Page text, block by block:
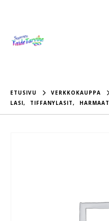
ETUSIVU
VERKKOKAUPPA
LASI, TIFFANYLASIT, HARMAAT